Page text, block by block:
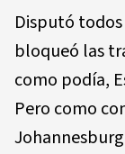
Disputó
bloqueó las
como podía,
Pero como